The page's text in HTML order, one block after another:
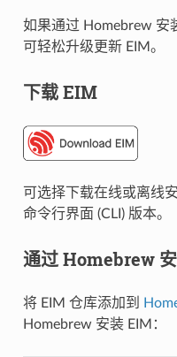
如果通过 Homebrew 安
可轻松升级更新 EIM。
下载 EIM
可选择下载在线或离线
命令行界面 (CLI) 版本。
通过 Homebrew
将 EIM 仓库添加到
Homebrew 安装 EIM：